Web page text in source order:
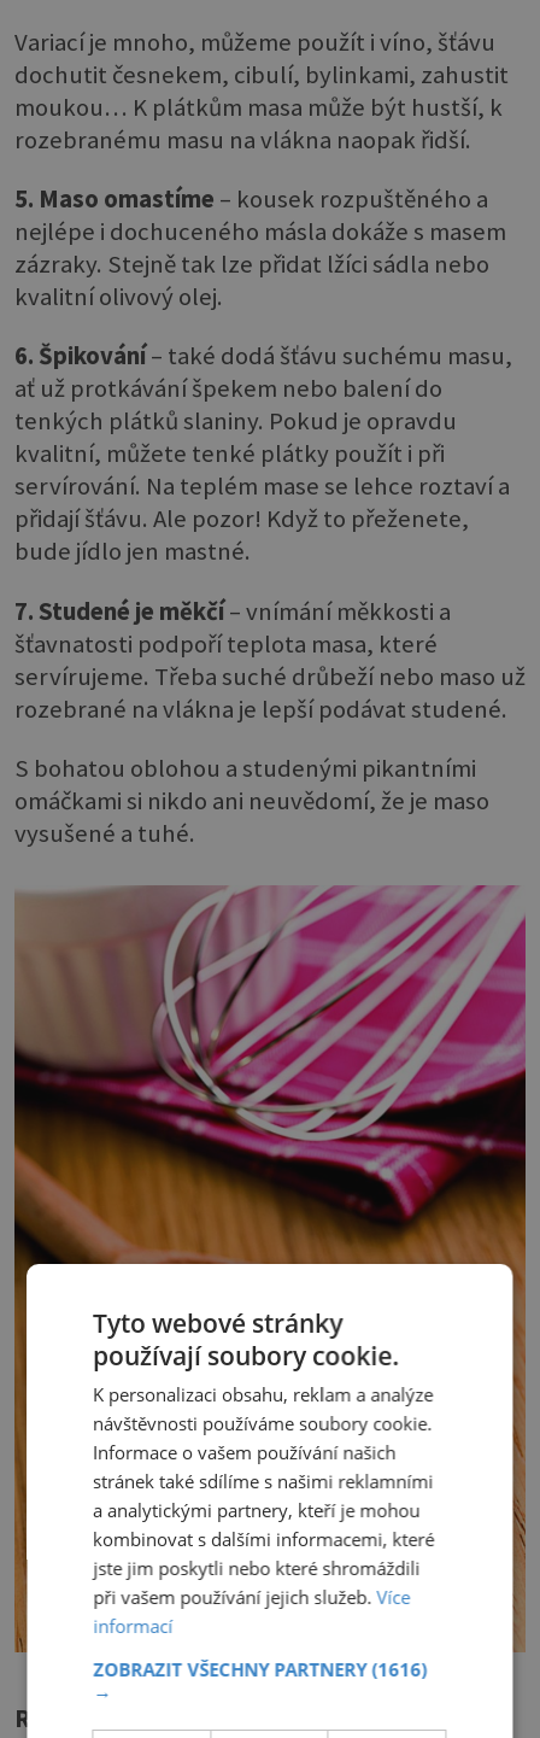
Variací je mnoho, můžeme použít i víno, šťávu
dochutit česnekem, cibulí, bylinkami, zahustit
moukou… K plátkům masa může být hustší, k
rozebranému masu na vlákna naopak řidší.
5. Maso omastíme – kousek rozpuštěného a
nejlépe i dochuceného másla dokáže s masem
zázraky. Stejně tak lze přidat lžíci sádla nebo
kvalitní olivový olej.
6. Špikování– také dodá šťávu suchému masu,
ať už protkávání špekem nebo balení do
tenkých plátků slaniny. Pokud je opravdu
kvalitní, můžete tenké plátky použít i při
servírování. Na teplém mase se lehce roztaví a
přidají šťávu. Ale pozor! Když to přeženete,
bude jídlo jen mastné.
7. Studené je měkčí– vnímání měkkosti a
šťavnatosti podpoří teplota masa, které
servírujeme. Třeba suché drůbeží nebo maso už
rozebrané na vlákna je lepší podávat studené.
S bohatou oblohou a studenými pikantními
omáčkami si nikdo ani neuvědomí, že je maso
vysušené a tuhé.
Rady našich babiček
Tyto webové stránky
používají soubory cookie.
K personalizaci obsahu, reklam a analýze
návštěvnosti používáme soubory cookie.
Informace o vašem používání našich
stránek také sdílíme s našimi reklamními
a analytickými partnery, kteří je mohou
kombinovat s dalšími informacemi, které
jste jim poskytli nebo které shromáždili
při vašem používání jejich služeb.Více
informací
ZOBRAZIT VŠECHNY PARTNERY(1616)
→